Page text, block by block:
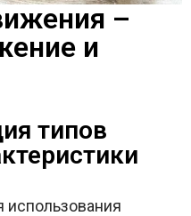
–
и
типов
использования